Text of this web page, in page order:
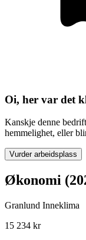
Oi, her var det
Kanskje denne
hemmelighet, eller
Vurder arbeidsplass
Økonomi
Granlund Inneklima
15 234 kr